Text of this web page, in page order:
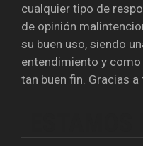
cualquier tipo de
de opinión
su buen uso, siendo
entendimiento y
tan buen fin. Gracias a